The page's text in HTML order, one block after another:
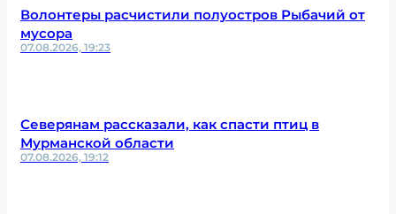
Волонтеры расчистили полуостров Рыбачий от
мусора
07.08.2026, 19:23
Северянам рассказали, как спасти птиц в
Мурманской области
07.08.2026, 19:12